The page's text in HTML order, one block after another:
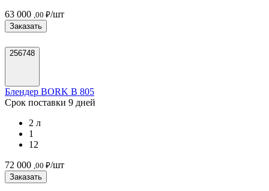
63 000 ,00 ₽/шт
Заказать
256748
Блендер BORK B 805
Срок поставки 9 дней
2 л
1
12
72 000 ,00 ₽/шт
Заказать